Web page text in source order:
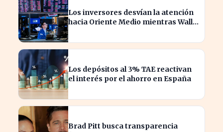
Los inversores desvían la atención
hacia Oriente Medio mientras Wall
Los depósitos al 3% TAE reactivan
el interés por el ahorro en España
Brad Pitt busca transparencia